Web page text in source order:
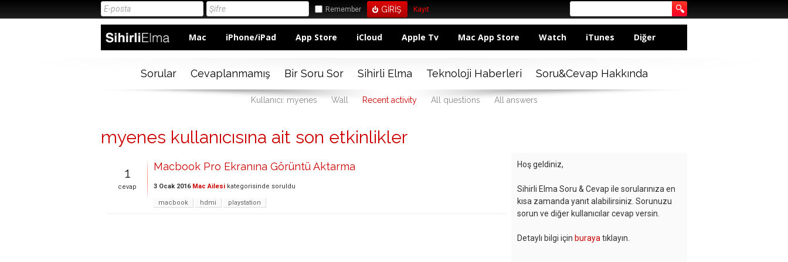
Remember Kayıt
Mac iPhone/iPad App Store iCloud Apple Tv Mac App Store Watch iTunes Diğer
Sorular Cevaplanmamış Bir Soru Sor Sihirli Elma Teknoloji Haberleri Soru&Cevap Hakkında
Kullanıcı: myenes Wall Recent activity All questions All answers
myenes kullanıcısına ait son etkinlikler
1
cevap
Macbook Pro Ekranına Görüntü Aktarma
3 Ocak 2016 Mac Ailesi kategorisinde soruldu
macbook hdmi playstation
Hoş geldiniz,
Sihirli Elma Soru & Cevap ile sorularınıza en
kısa zamanda yanıt alabilirsiniz. Sorunuzu
sorun ve diğer kullanıcılar cevap versin.
Detaylı bilgi için buraya tıklayın.